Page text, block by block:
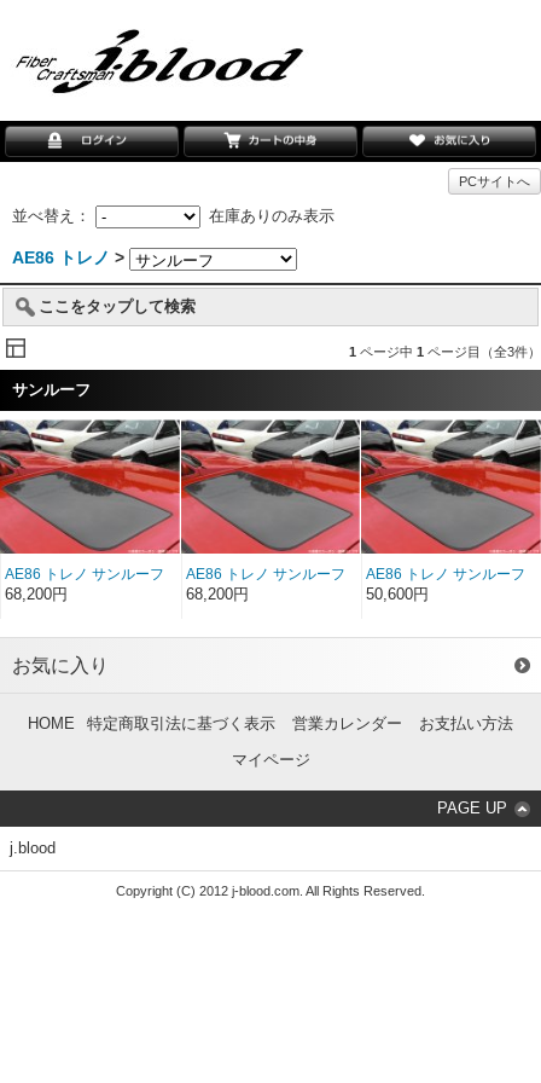
PCサイトへ
並べ替え： 在庫ありのみ表示
AE86 トレノ >
ここをタップして検索
1 ページ中 1 ページ目（全3件）
サンルーフ
AE86 トレノ サンルーフ
（カーボン綾織り）
68,200円
AE86 トレノ サンルーフ
（カーボン平織り）
68,200円
AE86 トレノ サンルーフ
（FRP）
50,600円
お気に入り
HOME 特定商取引法に基づく表示 営業カレンダー
お支払い方法
マイページ
PAGE UP
j.blood
Copyright (C) 2012 j-blood.com. All Rights Reserved.